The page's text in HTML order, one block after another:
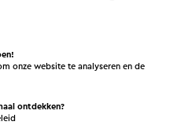
online
auto
onze website te analyseren en de
ontdekken?